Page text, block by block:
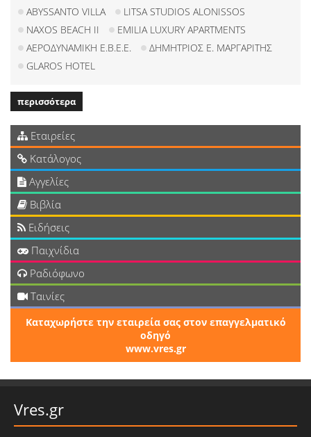
ABYSSANTO VILLA
LITSA STUDIOS ALONISSOS
NAXOS BEACH II
EMILIA LUXURY APARTMENTS
ΑΕΡΟΔΥΝΑΜΙΚΗ Ε.Β.Ε.Ε.
ΔΗΜΗΤΡΙΟΣ Ε. ΜΑΡΓΑΡΙΤΗΣ
GLAROS HOTEL
περισσότερα
Εταιρείες
Κατάλογος
Αγγελίες
Βιβλία
Ειδήσεις
Παιχνίδια
Ραδιόφωνο
Ταινίες
Καταχωρήστε την εταιρεία σας στον επαγγελματικό
οδηγό
www.vres.gr
Vres.gr